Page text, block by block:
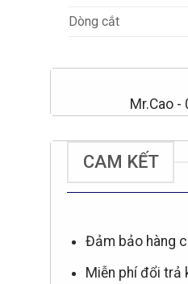
Dòng cắt
Mr.Cao
CAM KẾT
Đảm bảo hàng
Miễn phí đổi trả